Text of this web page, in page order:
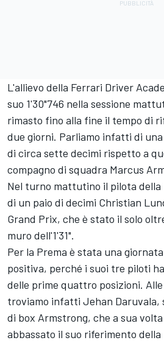
L'allievo della Ferrari Driver
suo 1'30"746 nella sessione
rimasto fino alla fine il tempo di
due giorni. Parliamo infatti di
di circa sette decimi rispetto a
compagno di squadra Marcus
Nel turno mattutino il pilota della
di un paio di decimi Christian
Grand Prix, che è stato il solo
muro dell'1'31".
Per la Prema è stata una
positiva, perché i suoi tre piloti
delle prime quattro posizioni.
troviamo infatti Jehan Daruvala,
di box Armstrong, che a sua
abbassato il suo riferimento